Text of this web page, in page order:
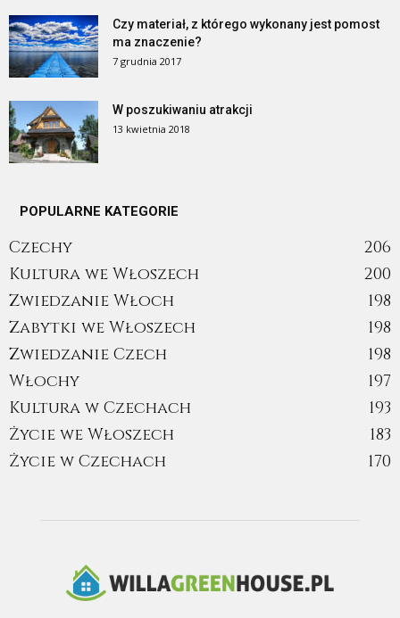
Czy materiał, z którego wykonany jest pomost
ma znaczenie?
7 grudnia 2017
W poszukiwaniu atrakcji
13 kwietnia 2018
POPULARNE KATEGORIE
Czechy
206
Kultura we Włoszech
200
Zwiedzanie Włoch
198
Zabytki we Włoszech
198
Zwiedzanie Czech
198
Włochy
197
Kultura w Czechach
193
Życie we Włoszech
183
Życie w Czechach
170